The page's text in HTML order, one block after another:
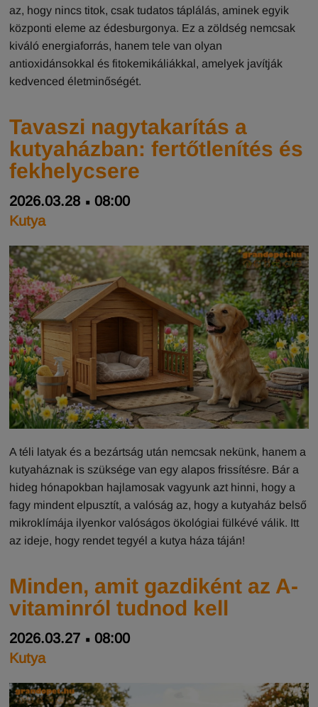
az, hogy nincs titok, csak tudatos táplálás, aminek egyik
központi eleme az édesburgonya. Ez a zöldség nemcsak
kiváló energiaforrás, hanem tele van olyan
antioxidánsokkal és fitokemikáliákkal, amelyek javítják
kedvenced életminőségét.
Tavaszi nagytakarítás a
kutyaházban: fertőtlenítés és
fekhelycsere
2026.03.28
08:00
Kutya
A téli latyak és a bezártság után nemcsak nekünk, hanem a
kutyaháznak is szüksége van egy alapos frissítésre. Bár a
hideg hónapokban hajlamosak vagyunk azt hinni, hogy a
fagy mindent elpusztít, a valóság az, hogy a kutyaház belső
mikroklímája ilyenkor valóságos ökológiai fülkévé válik. Itt
az ideje, hogy rendet tegyél a kutya háza táján!
Minden, amit gazdiként az A-
vitaminról tudnod kell
2026.03.27
08:00
Kutya